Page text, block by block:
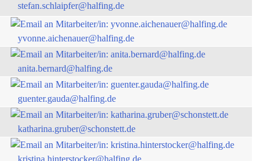
stefan.schlaipfer@halfing.de
yvonne.aichenauer@halfing.de
anita.bernard@halfing.de
guenter.gauda@halfing.de
katharina.gruber@schonstett.de